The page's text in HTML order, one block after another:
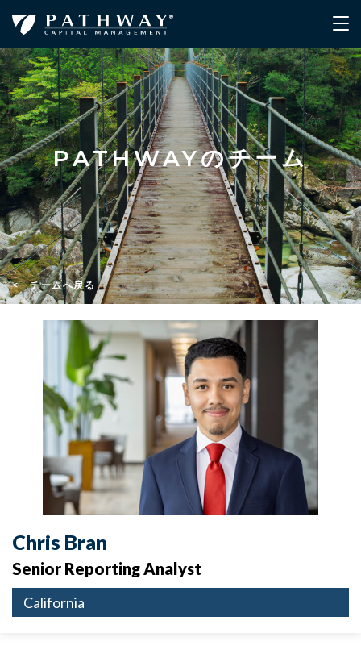
PATHWAYのチーム
< チームへ戻る
Chris Bran
Senior Reporting Analyst
California